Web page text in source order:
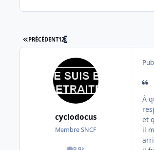
PREMIÈRE PAGE
PRÉCÉDENT123
cyclodocus
Membre SNCF
À
et
il